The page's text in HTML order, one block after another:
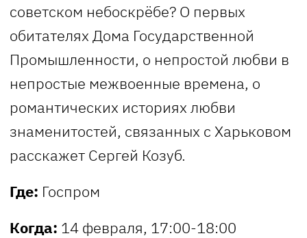
советском небоскрёбе? О первых
обитателях Дома Государственной
Промышленности, о непростой любви в
непростые межвоенные времена, о
романтических историях любви
знаменитостей, связанных с Харьковом
расскажет Сергей Козуб.
Где: Госпром
Когда: 14 февраля, 17:00-18:00